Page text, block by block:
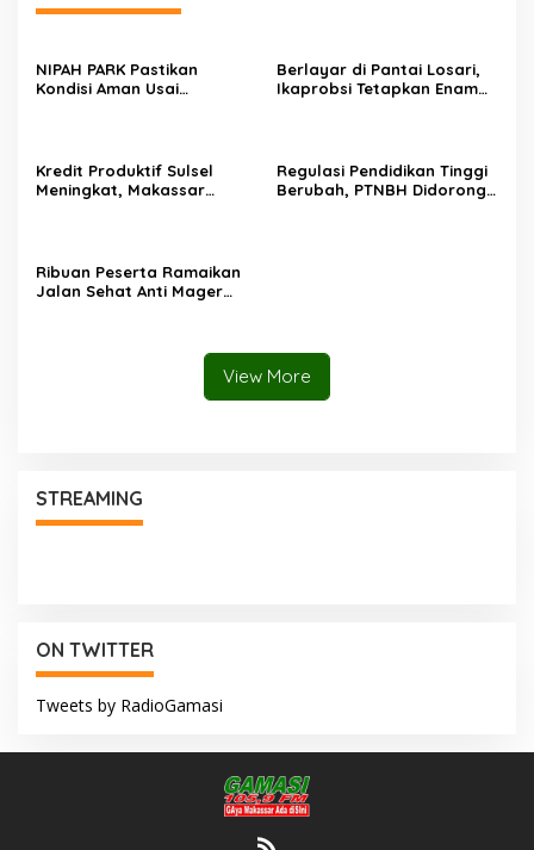
NIPAH PARK Pastikan
Kondisi Aman Usai
Berlayar di Pantai Losari,
Ikaprobsi Tetapkan Enam
Kredit Produktif Sulsel
Meningkat, Makassar
Regulasi Pendidikan Tinggi
Berubah, PTNBH Didorong
Ribuan Peserta Ramaikan
Jalan Sehat Anti Mager
View More
STREAMING
ON TWITTER
Tweets by RadioGamasi